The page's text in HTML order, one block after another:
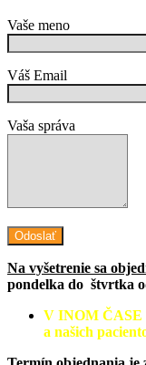
Vaše meno
Váš Email
Vaša správa
Na vyšetrenie sa
pondelka do štvrtka
V INOM
a našich